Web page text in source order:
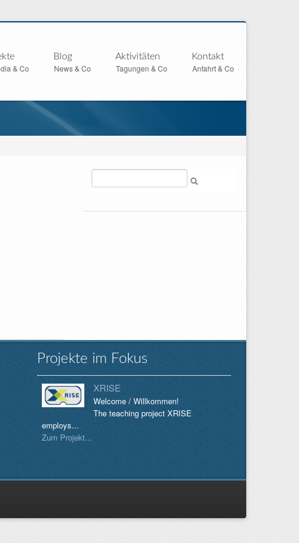
& Co
Blog
News & Co
Aktivitäten
Tagungen & Co
Kontakt
Anfahrt & Co
Projekte im Fokus
XRISE
Welcome / Willkommen!
The teaching project XRISE
employs...
Zum Projekt...